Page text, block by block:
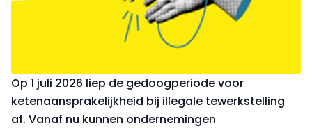
Op 1 juli 2026 liep de gedoogperiode voor
ketenaansprakelijkheid bij illegale tewerkstelling
af. Vanaf nu kunnen ondernemingen